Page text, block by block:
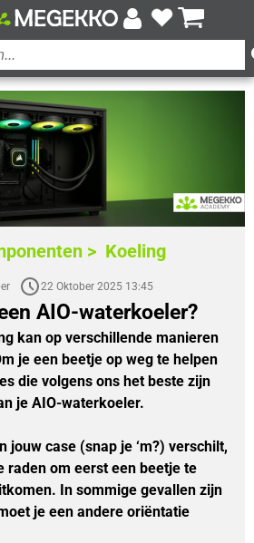
> Koeling
22 Oktober 2025 13:45
AIO-waterkoeler?
kan op verschillende manieren
je een beetje op weg te helpen
die volgens ons het beste zijn
je AIO-waterkoeler.
jouw case (snap je ‘m?) verschilt,
raden om eerst een beetje te
In sommige gevallen zijn
je een andere oriëntatie